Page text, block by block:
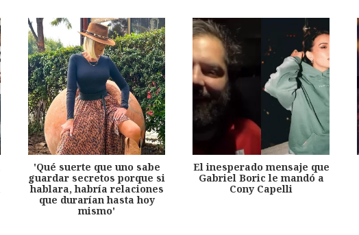
'Qué suerte que uno sabe
guardar secretos porque si
hablara, habría relaciones
que durarían hasta hoy
mismo'
El inesperado mensaje que
Gabriel Boric le mandó a
Cony Capelli